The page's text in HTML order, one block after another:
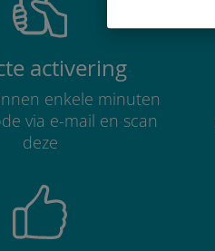
activering
enkele minuten
via e-mail en scan
deze